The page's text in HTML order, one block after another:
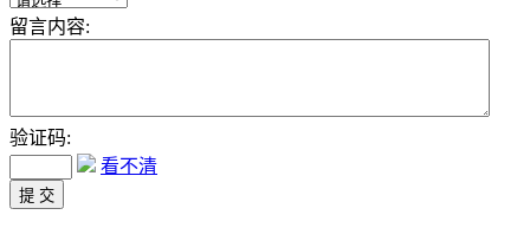
留言内容:
验证码:
看不清